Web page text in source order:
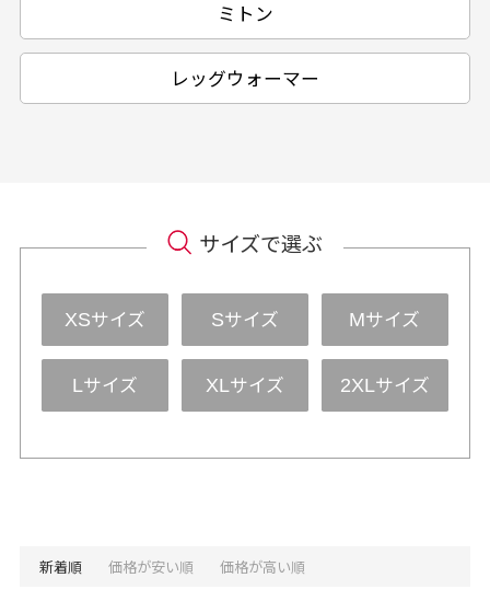
ミトン
レッグウォーマー
サイズで選ぶ
XSサイズ Sサイズ Mサイズ
Lサイズ XLサイズ 2XLサイズ
新着順 価格が安い順 価格が高い順